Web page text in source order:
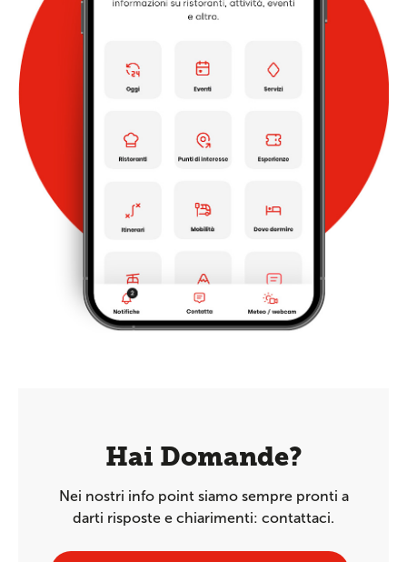
Hai Domande?
Nei nostri info point siamo sempre pronti a
darti risposte e chiarimenti: contattaci.